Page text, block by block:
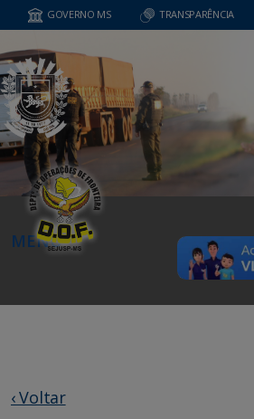
GOVERNO MS TRANSPARÊNCIA
MENU
‹ Voltar